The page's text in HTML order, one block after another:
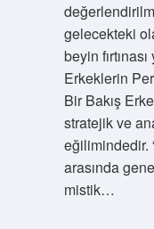
gelecekteki
beyin
Erkeklerin
Bir Bakış
stratejik ve
eğilimindedir.
arasında
mistik…